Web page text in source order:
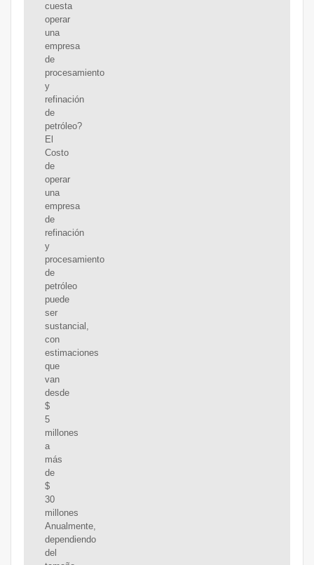
cuesta
operar
una
empresa
de
procesamiento
y
refinación
de
petróleo?
El
Costo
de
operar
una
empresa
de
refinación
y
procesamiento
de
petróleo
puede
ser
sustancial,
con
estimaciones
que
van
desde
$
5
millones
a
más
de
$
30
millones
Anualmente,
dependiendo
del